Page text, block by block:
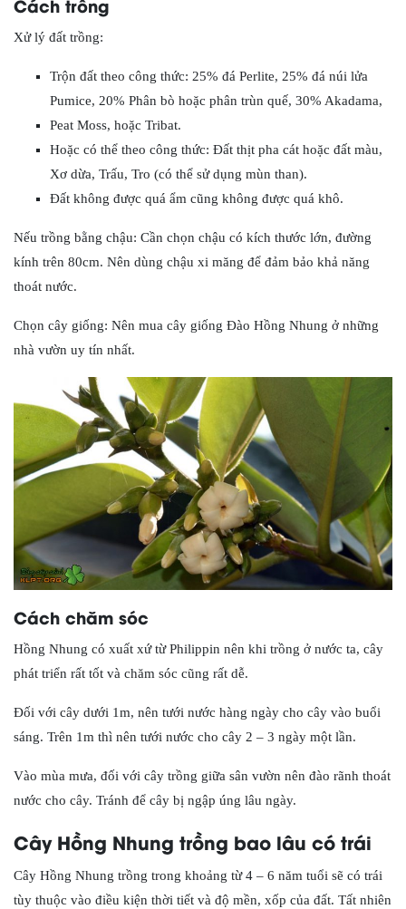
Cách trồng
Xử lý đất trồng:
Trộn đất theo công thức: 25% đá Perlite, 25% đá núi lửa
Pumice, 20% Phân bò hoặc phân trùn quế, 30% Akadama,
Peat Moss, hoặc Tribat.
Hoặc có thể theo công thức: Đất thịt pha cát hoặc đất màu,
Xơ dừa, Trấu, Tro (có thể sử dụng mùn than).
Đất không được quá ẩm cũng không được quá khô.
Nếu trồng bằng chậu: Cần chọn chậu có kích thước lớn, đường
kính trên 80cm. Nên dùng chậu xi măng để đảm bảo khả năng
thoát nước.
Chọn cây giống: Nên mua cây giống Đào Hồng Nhung ở những
nhà vườn uy tín nhất.
Cách chăm sóc
Hồng Nhung có xuất xứ từ Philippin nên khi trồng ở nước ta, cây
phát triển rất tốt và chăm sóc cũng rất dễ.
Đối với cây dưới 1m, nên tưới nước hàng ngày cho cây vào buổi
sáng. Trên 1m thì nên tưới nước cho cây 2 – 3 ngày một lần.
Vào mùa mưa, đối với cây trồng giữa sân vườn nên đào rãnh thoát
nước cho cây. Tránh để cây bị ngập úng lâu ngày.
Cây Hồng Nhung trồng bao lâu có trái
Cây Hồng Nhung trồng trong khoảng từ 4 – 6 năm tuổi sẽ có trái
tùy thuộc vào điều kiện thời tiết và độ mền, xốp của đất. Tất nhiên